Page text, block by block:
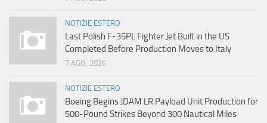
NOTIZIE ESTERO
Last Polish F-35PL Fighter Jet Built in the US
Completed Before Production Moves to Italy
7 AGO, 2026
NOTIZIE ESTERO
Boeing Begins JDAM LR Payload Unit Production for
500-Pound Strikes Beyond 300 Nautical Miles